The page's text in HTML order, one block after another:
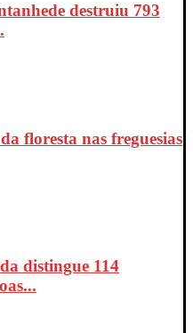
destruiu 793
floresta nas freguesias
distingue 114